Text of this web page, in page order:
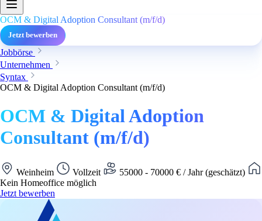
OCM & Digital Adoption Consultant (m/f/d)
Jetzt bewerben
Jobbörse
Unternehmen
Syntax
OCM & Digital Adoption Consultant (m/f/d)
OCM & Digital Adoption
Consultant (m/f/d)
Weinheim Vollzeit
55000 - 70000 € / Jahr (geschätzt)
Kein Homeoffice möglich
Jetzt bewerben